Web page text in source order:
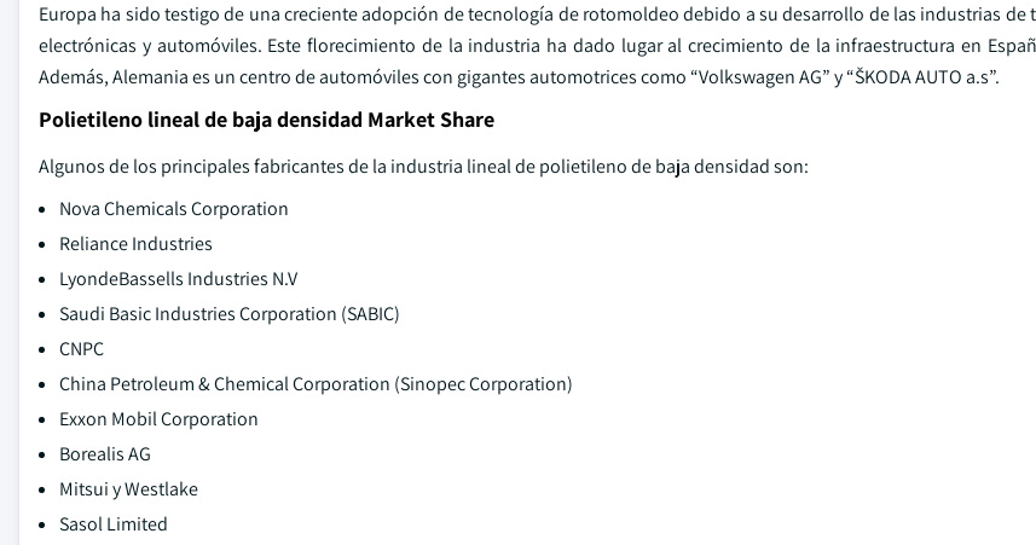
Europa ha sido testigo de una creciente adopción de tecnología de rotomoldeo debido a su desarrollo de las industrias de
electrónicas y automóviles. Este florecimiento de la industria ha dado lugar al crecimiento de la infraestructura en
Además, Alemania es un centro de automóviles con gigantes automotrices como “Volkswagen AG” y “ŠKODA AUTO a.s”.
Polietileno lineal de baja densidad Market Share
Algunos de los principales fabricantes de la industria lineal de polietileno de baja densidad son:
Nova Chemicals Corporation
Reliance Industries
LyondeBassells Industries N.V
Saudi Basic Industries Corporation (SABIC)
CNPC
China Petroleum & Chemical Corporation (Sinopec Corporation)
Exxon Mobil Corporation
Borealis AG
Mitsui y Westlake
Sasol Limited